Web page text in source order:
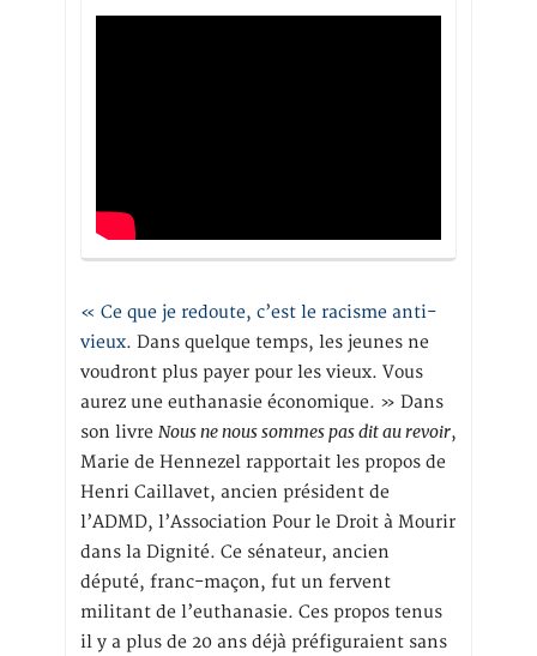
« Ce que je redoute, c’est le racisme anti-
vieux. Dans quelque temps, les jeunes ne
voudront plus payer pour les vieux. Vous
aurez une euthanasie économique. » Dans
son livre Nous ne nous sommes pas dit au revoir,
Marie de Hennezel rapportait les propos de
Henri Caillavet, ancien président de
l’ADMD, l’Association Pour le Droit à Mourir
dans la Dignité. Ce sénateur, ancien
député, franc-maçon, fut un fervent
militant de l’euthanasie. Ces propos tenus
il y a plus de 20 ans déjà préfiguraient sans